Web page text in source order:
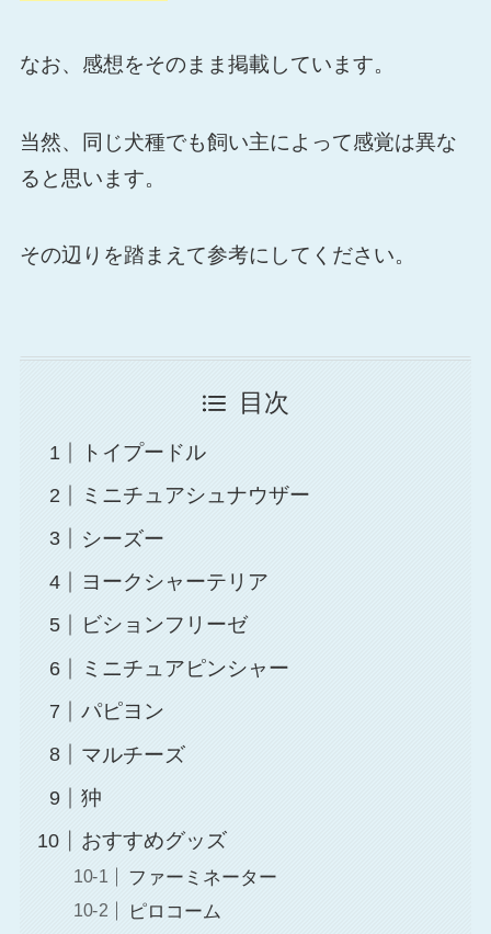
なお、感想をそのまま掲載しています。
当然、同じ犬種でも飼い主によって感覚は異な
ると思います。
その辺りを踏まえて参考にしてください。
目次
トイプードル
ミニチュアシュナウザー
シーズー
ヨークシャーテリア
ビションフリーゼ
ミニチュアピンシャー
パピヨン
マルチーズ
狆
おすすめグッズ
ファーミネーター
ピロコーム